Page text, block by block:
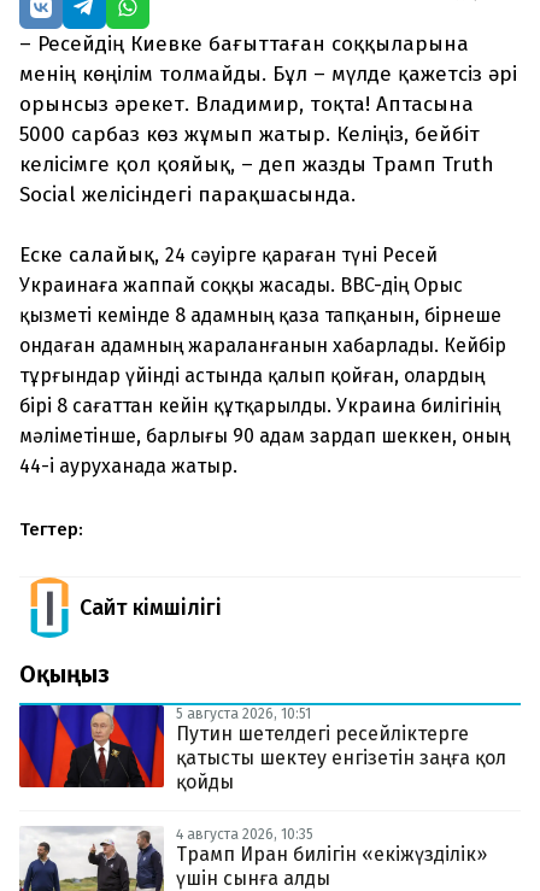
– Ресейдің Киевке бағыттаған соққыларына
менің көңілім толмайды. Бұл – мүлде қажетсіз әрі
орынсыз әрекет. Владимир, тоқта! Аптасына
5000 сарбаз көз жұмып жатыр. Келіңіз, бейбіт
келісімге қол қояйық, – деп жазды Трамп Truth
Social желісіндегі парақшасында.
Еске салайық, 24 сәуірге қараған түні Ресей
Украинаға жаппай соққы жасады. BBC-дің Орыс
қызметі кемінде 8 адамның қаза тапқанын, бірнеше
ондаған адамның жараланғанын хабарлады. Кейбір
тұрғындар үйінді астында қалып қойған, олардың
бірі 8 сағаттан кейін құтқарылды. Украина билігінің
мәліметінше, барлығы 90 адам зардап шеккен, оның
44-і ауруханада жатыр.
Тегтер:
Сайт Әкімшілігі
Оқыңыз
5 августа 2026, 10:51
Путин шетелдегі ресейліктерге
қатысты шектеу енгізетін заңға қол
қойды
4 августа 2026, 10:35
Трамп Иран билігін «екіжүзділік»
үшін сынға алды